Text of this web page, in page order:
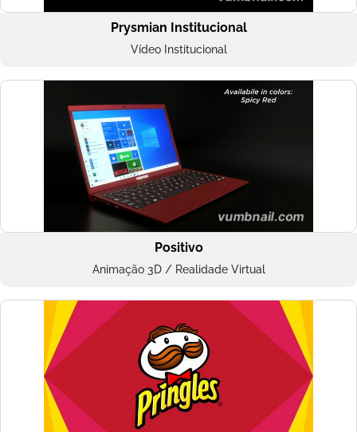
Prysmian Institucional
Vídeo Institucional
Positivo
Animação 3D / Realidade Virtual